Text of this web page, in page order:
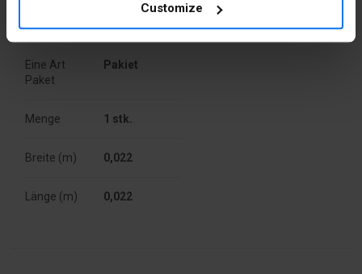
Customize
Verpackung
Eine Art
Paket
Pakiet
Menge 1 stk.
Breite (m) 0,022
Länge (m) 0,022